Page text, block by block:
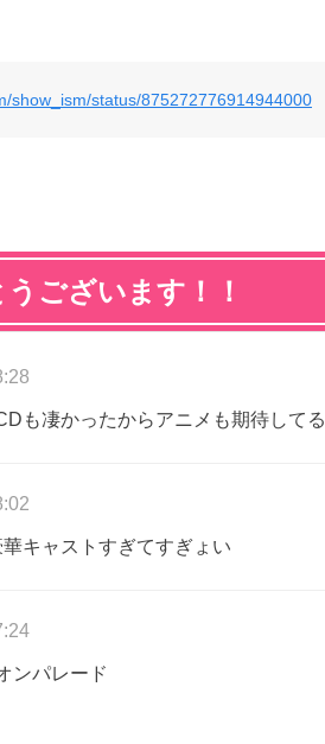
show_ism/status/875272776914944000
ございます！！
も凄かったからアニメも期待してる
キャストすぎてすぎょい
ンパレード